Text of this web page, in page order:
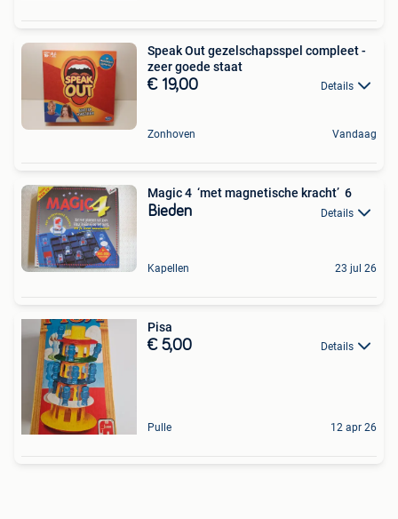
Speak Out gezelschapsspel compleet -
zeer goede staat
€ 19,00 Details
Zonhoven Vandaag
Magic 4 ‘met magnetische kracht’ 6
Bieden Details
Kapellen 23 jul 26
Pisa
€ 5,00 Details
Pulle 12 apr 26